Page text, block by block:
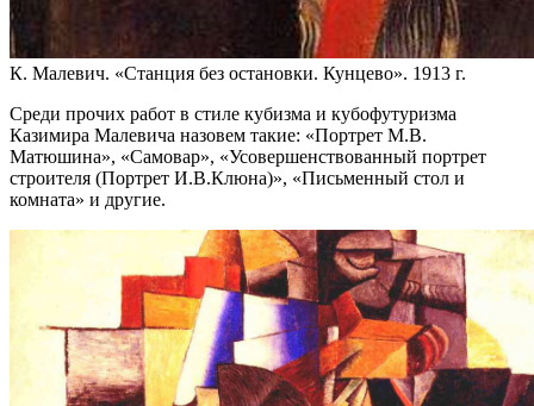
К. Малевич. «Станция без остановки. Кунцево». 1913 г.
Среди прочих работ в стиле кубизма и кубофутуризма
Казимира Малевича назовем такие: «Портрет М.В.
Матюшина», «Самовар», «Усовершенствованный портрет
строителя (Портрет И.В.Клюна)», «Письменный стол и
комната» и другие.